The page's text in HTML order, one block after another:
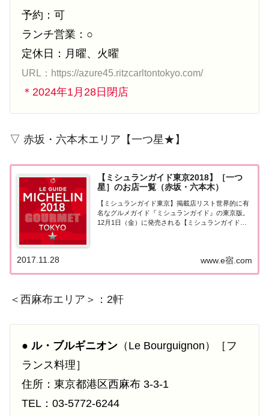
予約：可
ランチ営業：○
定休日：月曜、火曜
URL：https://azure45.ritzcarltontokyo.com/
＊2024年1月28日閉店
▽ 赤坂・六本木エリア【一つ星★】
【ミシュランガイド東京2018】［一つ
星］のお店一覧（赤坂・六本木）
【ミシュランガイド東京】掲載店リスト世界的に有
名なグルメガイド『ミシュランガイド』の東京版。
12月1日（金）に発売される【ミシュランガイド東
www.e宿.com
2017.11.28
＜西麻布エリア＞：2軒
● ル・ブルギニオン （Le Bourguignon）［フ
ランス料理］
住所：東京都港区西麻布 3-3-1
TEL：03-5772-6244